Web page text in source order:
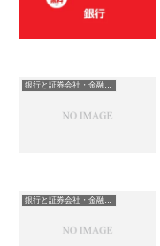
銀行と証券会社・金融商品